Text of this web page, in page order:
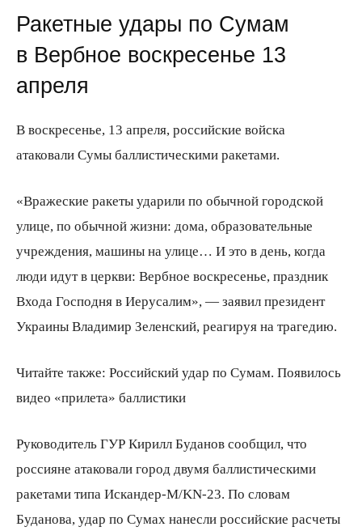
Ракетные удары по Сумам
в Вербное воскресенье 13
апреля
В воскресенье, 13 апреля, российские войска
атаковали Сумы баллистическими ракетами.
«Вражеские ракеты ударили по обычной городской
улице, по обычной жизни: дома, образовательные
учреждения, машины на улице… И это в день, когда
люди идут в церкви: Вербное воскресенье, праздник
Входа Господня в Иерусалим», — заявил президент
Украины Владимир Зеленский, реагируя на трагедию.
Читайте также: Российский удар по Сумам. Появилось
видео «прилета» баллистики
Руководитель ГУР Кирилл Буданов сообщил, что
россияне атаковали город двумя баллистическими
ракетами типа Искандер-М/KN-23. По словам
Буданова, удар по Сумах нанесли российские расчеты